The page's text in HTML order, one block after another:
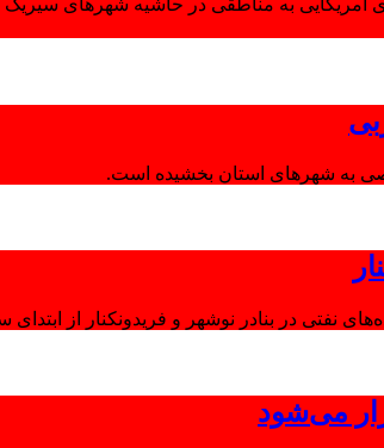
آمریکایی به مناطقی در حاشیه شهرهای
به شهرهای استان بخشیده است.
نفتی در بنادر نوشهر و فریدونکنار از
می‌شود